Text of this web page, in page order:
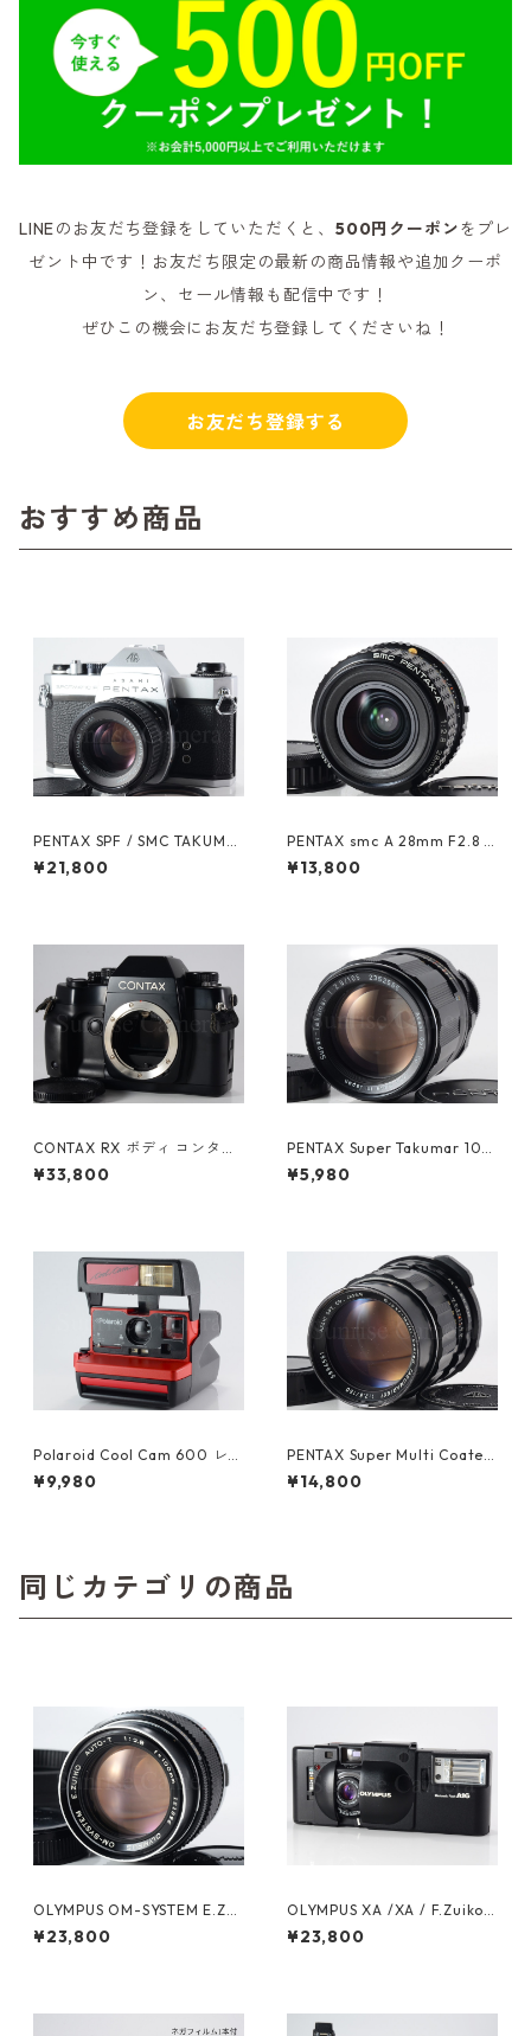
LINEのお友だち登録をしていただくと、500円クーポンをプレ
ゼント中です！お友だち限定の最新の商品情報や追加クーポ
ン、セール情報も配信中です！
ぜひこの機会にお友だち登録してくださいね！
お友だち登録する
おすすめ商品
PENTAX SPF / SMC TAKUMA
R 55mm F1.8 ペンタックス (6
1604)
¥21,800
PENTAX smc A 28mm F2.8 K
マウント ペンタックス (6149
0)
¥13,800
CONTAX RX ボディ コンタッ
クス（61072）
¥33,800
PENTAX Super Takumar 105
mm F2.8 M42 ペンタックス
(61335)
¥5,980
Polaroid Cool Cam 600 レッ
¥9,980
PENTAX Super Multi Coated
TAKUMAR 6×7 150mm F2.8
ペンタックス (61365)
¥14,800
同じカテゴリの商品
OLYMPUS OM-SYSTEM E.ZUI
KO AUTO-T 100mm F2.8 オ
リンパス (61199)
¥23,800
OLYMPUS XA /XA / F.Zuiko 3
5mm F2.8 A16 ケース付 オリ
ンパス（61468）
¥23,800